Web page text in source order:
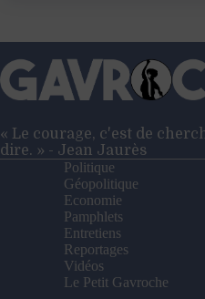
sur
le
ring
!
« Le courage, c'est de
dire. » - Jean Jaurès
Politique
Géopolitique
Economie
Pamphlets
Entretiens
Reportages
Vidéos
Le Petit Gavroche